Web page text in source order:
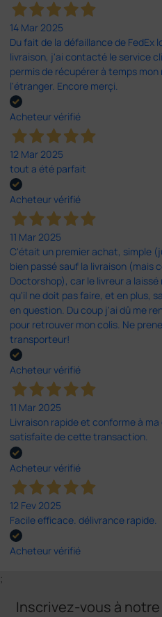
14 Mar 2025
Du fait de la défaillance de
livraison, j'ai contacté le service
permis de récupérer à temps
l'étranger. Encore merçi.
Acheteur vérifié
12 Mar 2025
tout a été parfait
Acheteur vérifié
11 Mar 2025
C'était un premier achat, simple
bien passé sauf la livraison (mais
Doctorshop), car le livreur a
qu'il ne doit pas faire, et en plus,
en question. Du coup j'ai dû me
pour retrouver mon colis. Ne
transporteur!
Acheteur vérifié
11 Mar 2025
Livraison rapide et conforme à
satisfaite de cette transaction.
Acheteur vérifié
12 Fev 2025
Facile efficace. délivrance rapide.
Acheteur vérifié
;
Inscrivez-vous à